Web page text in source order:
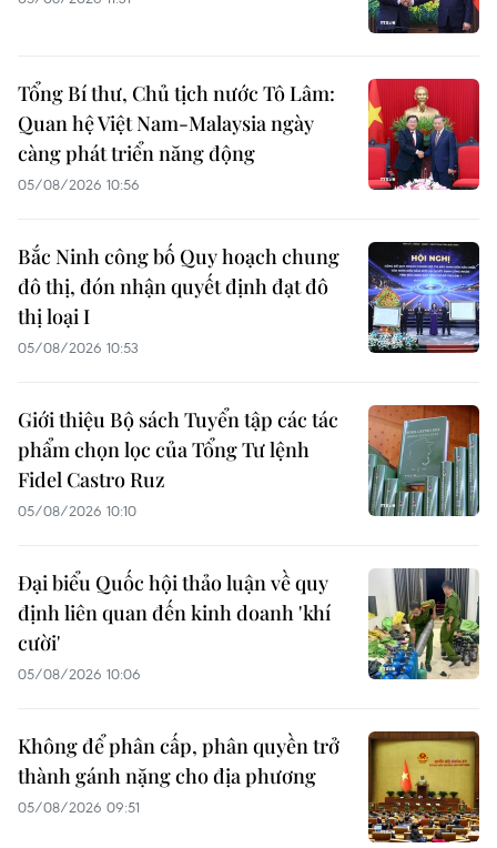
Tổng Bí thư, Chủ tịch nước Tô Lâm:
Quan hệ Việt Nam-Malaysia ngày
càng phát triển năng động
05/08/2026 10:56
Bắc Ninh công bố Quy hoạch chung
đô thị, đón nhận quyết định đạt đô
thị loại I
05/08/2026 10:53
Giới thiệu Bộ sách Tuyển tập các tác
phẩm chọn lọc của Tổng Tư lệnh
Fidel Castro Ruz
05/08/2026 10:10
Đại biểu Quốc hội thảo luận về quy
định liên quan đến kinh doanh 'khí
cười'
05/08/2026 10:06
Không để phân cấp, phân quyền trở
thành gánh nặng cho địa phương
05/08/2026 09:51